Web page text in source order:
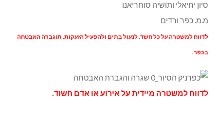
סיון יחיאלי ותושיה סוחריאנו
מ.מ. כפר ורדים
לדווח למשטרה על כל חשד. לנעול בתים ולהפעיל הזעקות. תוגברה האבטחה
בכפר.
לדווח למשטרה מיידית על אירוע או אדם חשוד.